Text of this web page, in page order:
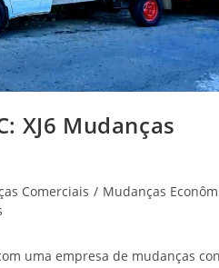
XJ6 Mudanças
Comerciais / Mudanças
uma empresa de mudanças